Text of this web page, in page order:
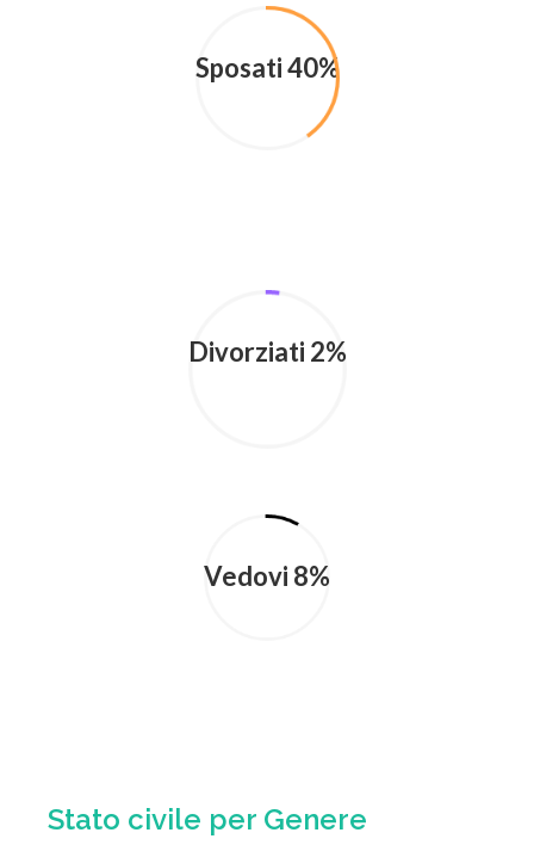
Sposati 40%
Divorziati 2%
Vedovi 8%
Stato civile per Genere